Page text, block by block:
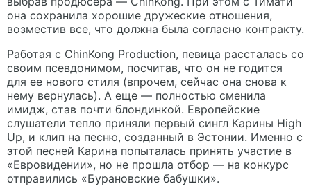
она сохранила хорошие дружеские отношения,
возместив все, что должна была согласно контракту.
Работая с ChinKong Production, певица рассталась со
своим псевдонимом, посчитав, что он не годится
для ее нового стиля (впрочем, сейчас она снова к
нему вернулась). А еще — полностью сменила
имидж, став почти блондинкой. Европейские
слушатели тепло приняли первый сингл Карины High
Up, и клип на песню, созданный в Эстонии. Именно с
этой песней Карина попыталась принять участие в
«Евровидении», но не прошла отбор — на конкурс
отправились «Бурановские бабушки».